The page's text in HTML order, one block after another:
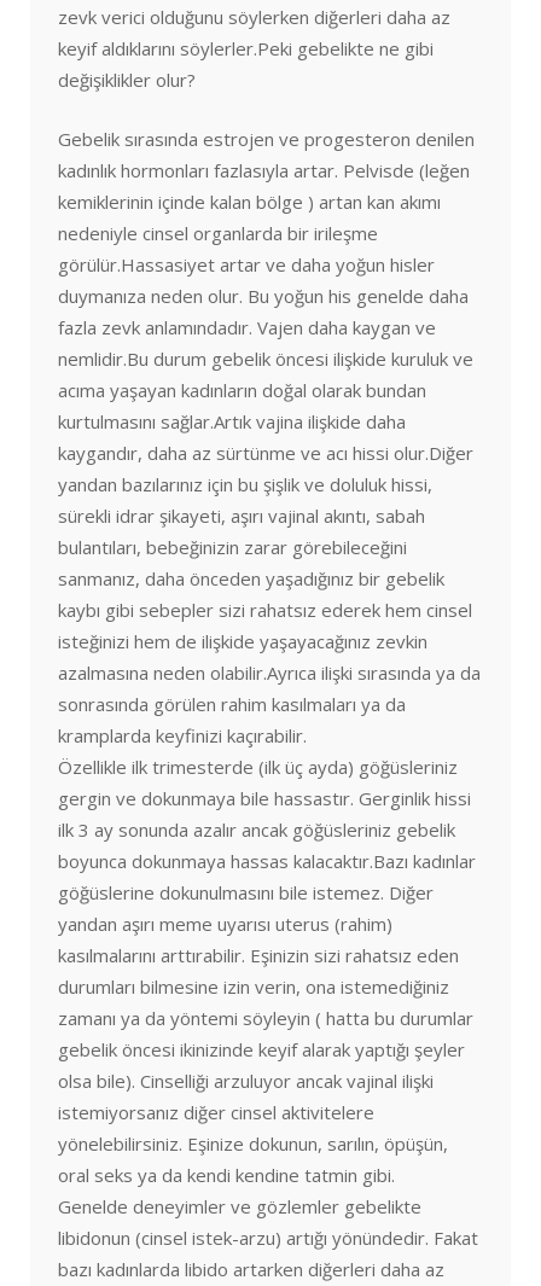
zevk verici olduğunu söylerken diğerleri daha az
keyif aldıklarını söylerler.Peki gebelikte ne gibi
değişiklikler olur?
Gebelik sırasında estrojen ve progesteron denilen
kadınlık hormonları fazlasıyla artar. Pelvisde (leğen
kemiklerinin içinde kalan bölge ) artan kan akımı
nedeniyle cinsel organlarda bir irileşme
görülür.Hassasiyet artar ve daha yoğun hisler
duymanıza neden olur. Bu yoğun his genelde daha
fazla zevk anlamındadır. Vajen daha kaygan ve
nemlidir.Bu durum gebelik öncesi ilişkide kuruluk ve
acıma yaşayan kadınların doğal olarak bundan
kurtulmasını sağlar.Artık vajina ilişkide daha
kaygandır, daha az sürtünme ve acı hissi olur.Diğer
yandan bazılarınız için bu şişlik ve doluluk hissi,
sürekli idrar şikayeti, aşırı vajinal akıntı, sabah
bulantıları, bebeğinizin zarar görebileceğini
sanmanız, daha önceden yaşadığınız bir gebelik
kaybı gibi sebepler sizi rahatsız ederek hem cinsel
isteğinizi hem de ilişkide yaşayacağınız zevkin
azalmasına neden olabilir.Ayrıca ilişki sırasında ya da
sonrasında görülen rahim kasılmaları ya da
kramplarda keyfinizi kaçırabilir.
Özellikle ilk trimesterde (ilk üç ayda) göğüsleriniz
gergin ve dokunmaya bile hassastır. Gerginlik hissi
ilk 3 ay sonunda azalır ancak göğüsleriniz gebelik
boyunca dokunmaya hassas kalacaktır.Bazı kadınlar
göğüslerine dokunulmasını bile istemez. Diğer
yandan aşırı meme uyarısı uterus (rahim)
kasılmalarını arttırabilir. Eşinizin sizi rahatsız eden
durumları bilmesine izin verin, ona istemediğiniz
zamanı ya da yöntemi söyleyin ( hatta bu durumlar
gebelik öncesi ikinizinde keyif alarak yaptığı şeyler
olsa bile). Cinselliği arzuluyor ancak vajinal ilişki
istemiyorsanız diğer cinsel aktivitelere
yönelebilirsiniz. Eşinize dokunun, sarılın, öpüşün,
oral seks ya da kendi kendine tatmin gibi.
Genelde deneyimler ve gözlemler gebelikte
libidonun (cinsel istek-arzu) artığı yönündedir. Fakat
bazı kadınlarda libido artarken diğerleri daha az